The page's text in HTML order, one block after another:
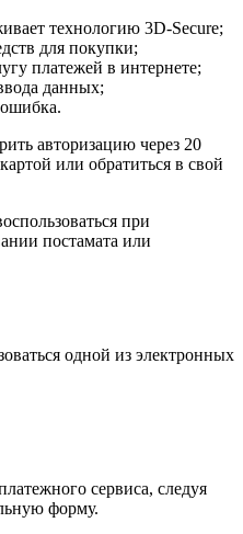
технологию 3D-Secure;
для покупки;
платежей в интернете;
данных;
авторизацию через 20
или обратиться в свой
при
постамата или
одной из электронных
сервиса, следуя
форму.